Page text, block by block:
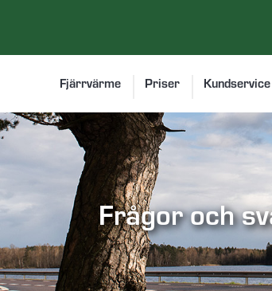
Fjärrvärme Priser Kundservice
Frågor och